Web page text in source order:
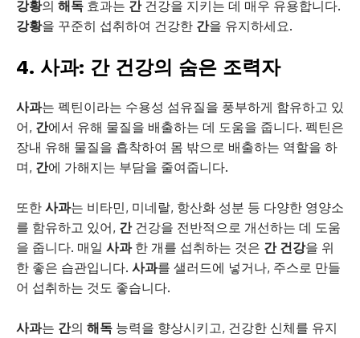
강황의 해독 효과는 간건강을 지키는 데 매우 유용합니다.
강황을 꾸준히 섭취하여 건강한 간을 유지하세요.
4. 사과: 간 건강의 숨은 조력자
사과는 펙틴이라는 수용성 섬유질을 풍부하게 함유하고 있
어, 간에서 유해 물질을 배출하는 데 도움을 줍니다. 펙틴은
장내 유해 물질을 흡착하여 몸 밖으로 배출하는 역할을 하
며, 간에 가해지는 부담을 줄여줍니다.
또한 사과는 비타민, 미네랄, 항산화 성분 등 다양한 영양소
를 함유하고 있어, 간건강을 전반적으로 개선하는 데 도움
을 줍니다. 매일 사과한 개를 섭취하는 것은 간 건강을 위
한 좋은 습관입니다. 사과를 샐러드에 넣거나, 주스로 만들
어 섭취하는 것도 좋습니다.
사과는 간의 해독 능력을 향상시키고, 건강한 신체를 유지